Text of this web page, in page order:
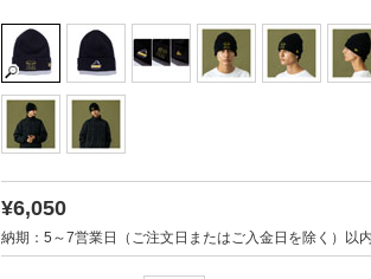
¥6,050
納期：5～7営業日（ご注文日またはご入金日を除く）以